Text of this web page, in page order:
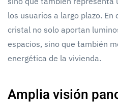
los usuarios a largo plazo.
cristal no solo aportan
espacios, sino que también
energética de la vivienda.
Amplia visión